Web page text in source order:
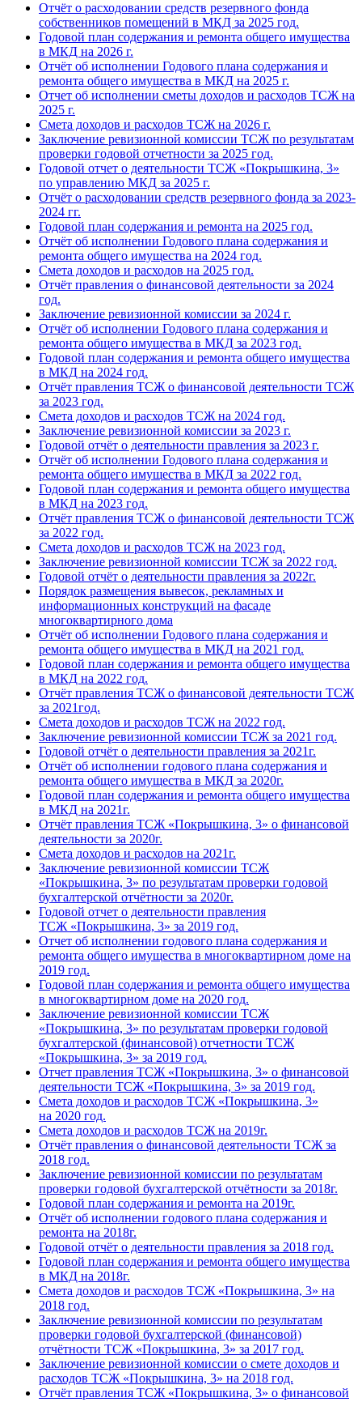
Отчёт о расходовании средств резервного фонда
собственников помещений в МКД за 2025 год.
Годовой план содержания и ремонта общего имущества
в МКД на 2026 г.
Отчёт об исполнении Годового плана содержания и
ремонта общего имущества в МКД на 2025 г.
Отчет об исполнении сметы доходов и расходов ТСЖ на
2025 г.
Смета доходов и расходов ТСЖ на 2026 г.
Заключение ревизионной комиссии ТСЖ по результатам
проверки годовой отчетности за 2025 год.
Годовой отчет о деятельности ТСЖ «Покрышкина, 3»
по управлению МКД за 2025 г.
Отчёт о расходовании средств резервного фонда за 2023-
2024 гг.
Годовой план содержания и ремонта на 2025 год.
Отчёт об исполнении Годового плана содержания и
ремонта общего имущества на 2024 год.
Смета доходов и расходов на 2025 год.
Отчёт правления о финансовой деятельности за 2024
год.
Заключение ревизионной комиссии за 2024 г.
Отчёт об исполнении Годового плана содержания и
ремонта общего имущества в МКД за 2023 год.
Годовой план содержания и ремонта общего имущества
в МКД на 2024 год.
Отчёт правления ТСЖ о финансовой деятельности ТСЖ
за 2023 год.
Смета доходов и расходов ТСЖ на 2024 год.
Заключение ревизионной комиссии за 2023 г.
Годовой отчёт о деятельности правления за 2023 г.
Отчёт об исполнении Годового плана содержания и
ремонта общего имущества в МКД за 2022 год.
Годовой план содержания и ремонта общего имущества
в МКД на 2023 год.
Отчёт правления ТСЖ о финансовой деятельности ТСЖ
за 2022 год.
Смета доходов и расходов ТСЖ на 2023 год.
Заключение ревизионной комиссии ТСЖ за 2022 год.
Годовой отчёт о деятельности правления за 2022г.
Порядок размещения вывесок, рекламных и
информационных конструкций на фасаде
многоквартирного дома
Отчёт об исполнении Годового плана содержания и
ремонта общего имущества в МКД на 2021 год.
Годовой план содержания и ремонта общего имущества
в МКД на 2022 год.
Отчёт правления ТСЖ о финансовой деятельности ТСЖ
за 2021год.
Смета доходов и расходов ТСЖ на 2022 год.
Заключение ревизионной комиссии ТСЖ за 2021 год.
Годовой отчёт о деятельности правления за 2021г.
Отчёт об исполнении годового плана содержания и
ремонта общего имущества в МКД за 2020г.
Годовой план содержания и ремонта общего имущества
в МКД на 2021г.
Отчёт правления ТСЖ «Покрышкина, 3» о финансовой
деятельности за 2020г.
Смета доходов и расходов на 2021г.
Заключение ревизионной комиссии ТСЖ
«Покрышкина, 3» по результатам проверки годовой
бухгалтерской отчётности за 2020г.
Годовой отчет о деятельности правления
ТСЖ «Покрышкина, 3» за 2019 год.
Отчет об исполнении годового плана содержания и
ремонта общего имущества в многоквартирном доме на
2019 год.
Годовой план содержания и ремонта общего имущества
в многоквартирном доме на 2020 год.
Заключение ревизионной комиссии ТСЖ
«Покрышкина, 3» по результатам проверки годовой
бухгалтерской (финансовой) отчетности ТСЖ
«Покрышкина, 3» за 2019 год.
Отчет правления ТСЖ «Покрышкина, 3» о финансовой
деятельности ТСЖ «Покрышкина, 3» за 2019 год.
Смета доходов и расходов ТСЖ «Покрышкина, 3»
на 2020 год.
Смета доходов и расходов ТСЖ на 2019г.
Отчёт правления о финансовой деятельности ТСЖ за
2018 год.
Заключение ревизионной комиссии по результатам
проверки годовой бухгалтерской отчётности за 2018г.
Годовой план содержания и ремонта на 2019г.
Отчёт об исполнении годового плана содержания и
ремонта на 2018г.
Годовой отчёт о деятельности правления за 2018 год.
Годовой план содержания и ремонта общего имущества
в МКД на 2018г.
Смета доходов и расходов ТСЖ «Покрышкина, 3» на
2018 год.
Заключение ревизионной комиссии по результатам
проверки годовой бухгалтерской (финансовой)
отчётности ТСЖ «Покрышкина, 3» за 2017 год.
Заключение ревизионной комиссии о смете доходов и
расходов ТСЖ «Покрышкина, 3» на 2018 год.
Отчёт правления ТСЖ «Покрышкина, 3» о финансовой